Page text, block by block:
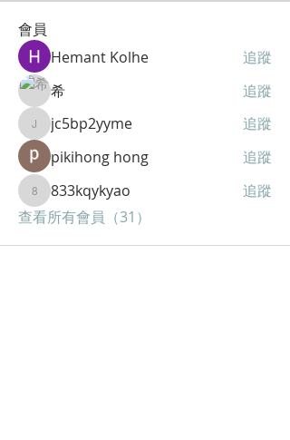
會員
Hemant Kolhe
追蹤
希
追蹤
jc5bp2yyme
jc5bp2yyme
追蹤
pikihong hong
追蹤
833kqykyao
833kqykyao
追蹤
查看所有會員（31）